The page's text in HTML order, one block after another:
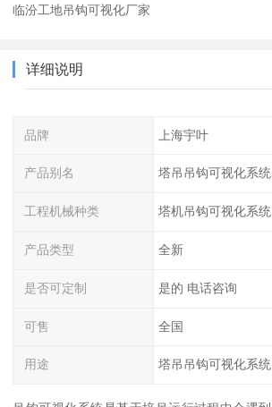
临汾工地吊钩可视化厂家
详细说明
品牌 上海宇叶
产品别名 塔吊吊钩可视化系统
工程机械种类 塔机吊钩可视化系统
产品类型 全新
是否可定制 是的 电话咨询
可售 全国
用途 塔吊吊钩可视化系